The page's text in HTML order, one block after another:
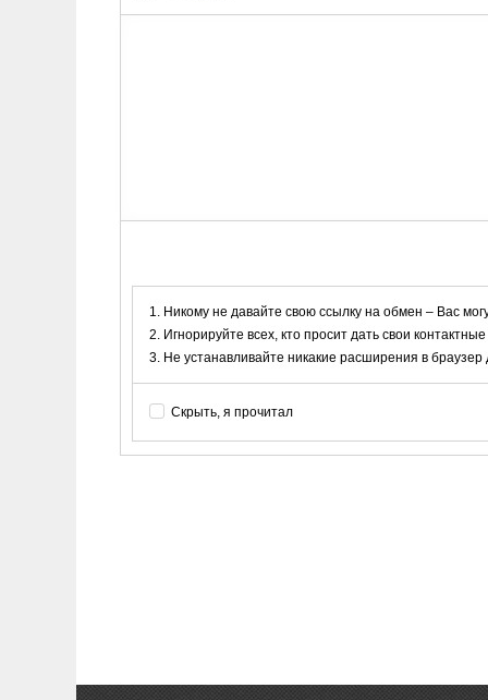
Никому не давайте свою ссылку на обмен – Вас
Игнорируйте всех, кто просит дать свои
Не устанавливайте никакие расширения в
Скрыть, я прочитал